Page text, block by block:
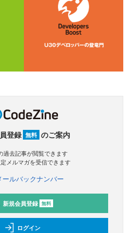
登録 無料 のご案内
過去記事が閲覧できます
定メルマガを受信できます
ールバックナンバー
新規会員登録 無料
ログイン